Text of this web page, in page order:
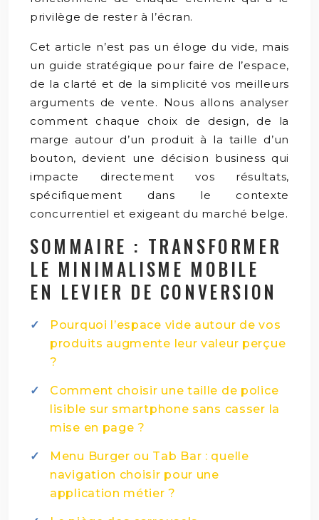
privilège de rester à l’écran.
Cet article n’est pas un éloge du vide, mais
un guide stratégique pour faire de l’espace,
de la clarté et de la simplicité vos meilleurs
arguments de vente. Nous allons analyser
comment chaque choix de design, de la
marge autour d’un produit à la taille d’un
bouton, devient une décision business qui
impacte directement vos résultats,
spécifiquement dans le contexte
concurrentiel et exigeant du marché belge.
SOMMAIRE : TRANSFORMER
LE MINIMALISME MOBILE
EN LEVIER DE CONVERSION
Pourquoi l’espace vide autour de vos
produits augmente leur valeur perçue
?
Comment choisir une taille de police
lisible sur smartphone sans casser la
mise en page ?
Menu Burger ou Tab Bar : quelle
navigation choisir pour une
application métier ?